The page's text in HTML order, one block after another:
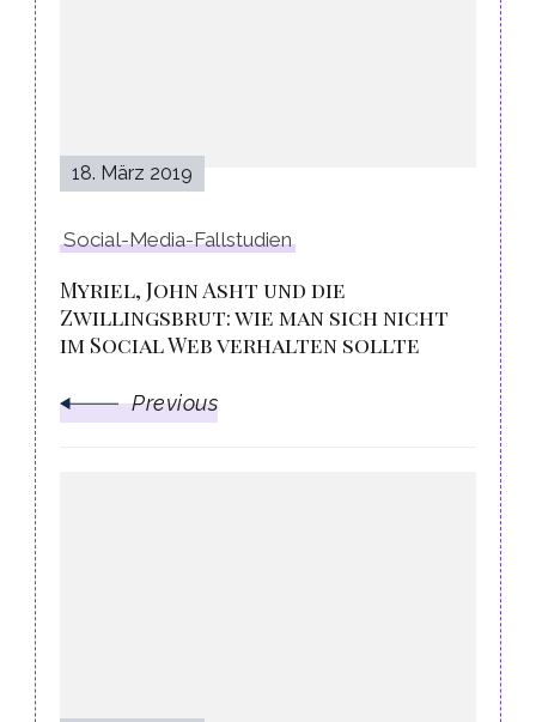
18. März 2019
Social-Media-Fallstudien
Myriel, John Asht und die
Zwillingsbrut: wie man sich nicht
im Social Web verhalten sollte
Previous